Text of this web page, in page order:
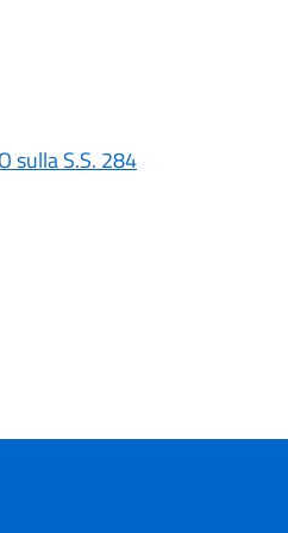
sulla S.S. 284